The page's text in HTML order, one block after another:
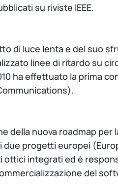
su riviste IEEE.
di luce lenta e del suo
linee di ritardo su
ha effettuato la prima
della nuova roadmap
progetti europei
integrati ed è
del